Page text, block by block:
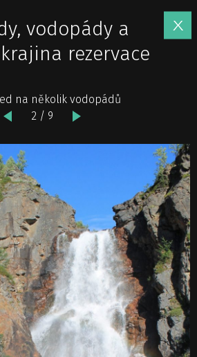
vodopády a
rezervace
na několik vodopádů
2 / 9